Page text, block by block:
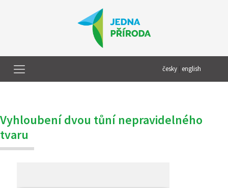
česky english
Vyhloubení dvou tůní nepravidelného
tvaru